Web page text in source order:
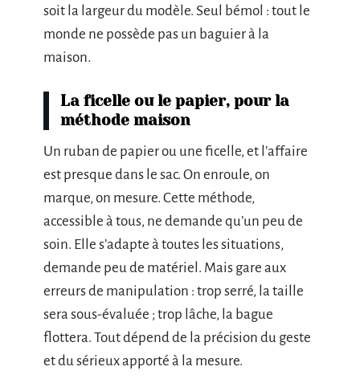
soit la largeur du modèle. Seul bémol : tout le
monde ne possède pas un baguier à la
maison.
La ficelle ou le papier, pour la
méthode maison
Un ruban de papier ou une ficelle, et l’affaire
est presque dans le sac. On enroule, on
marque, on mesure. Cette méthode,
accessible à tous, ne demande qu’un peu de
soin. Elle s’adapte à toutes les situations,
demande peu de matériel. Mais gare aux
erreurs de manipulation : trop serré, la taille
sera sous-évaluée ; trop lâche, la bague
flottera. Tout dépend de la précision du geste
et du sérieux apporté à la mesure.